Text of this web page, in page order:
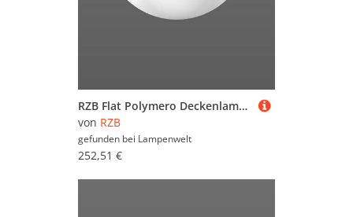
RZB Flat Polymero Deckenlampe on/off 14W 30cm 830
von RZB
gefunden bei Lampenwelt
252,51 €